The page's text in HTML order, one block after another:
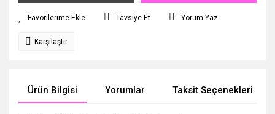
Tavsiye Et Yorum Yaz
Karşılaştır
Ürün Bilgisi Yorumlar Taksit Seçenekleri